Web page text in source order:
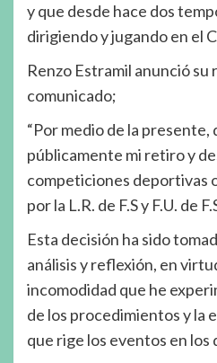
y que desde hace dos
dirigiendo y jugando en el
Renzo Estramil anunció
comunicado;
“Por medio de la
públicamente mi retiro y
competiciones deportivas
por la L.R. de F.S y F.U. de
Esta decisión ha sido
análisis y reflexión, en
incomodidad que he
de los procedimientos y la
que rige los eventos en los